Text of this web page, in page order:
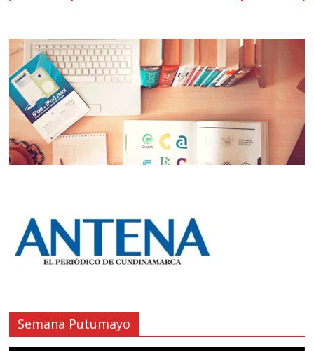
Semana Putumayo